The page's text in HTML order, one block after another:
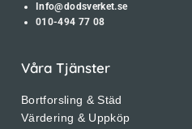
Info@dodsverket.se
010-494 77 08
Våra Tjänster
Bortforsling & Städ
Värdering & Uppköp